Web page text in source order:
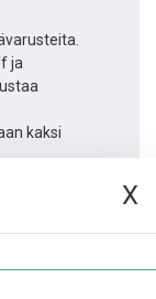
X
ja
kaksi